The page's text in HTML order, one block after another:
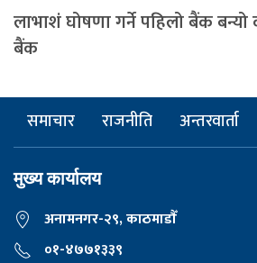
लाभाशं घोषणा गर्ने पहिलो बैंक
बैंक
समाचार राजनीति अन्तरवार्ता
मुख्य कार्यालय
अनामनगर-२९, काठमाडाैँ
०१-४७७१३३९